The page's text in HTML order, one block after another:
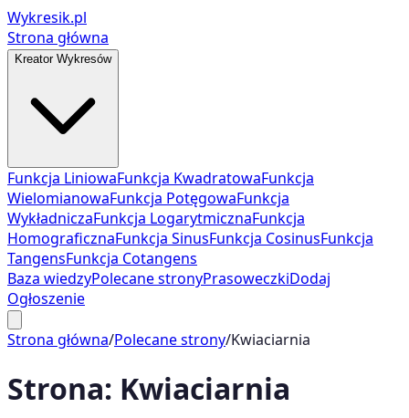
Wykresik.pl
Strona główna
Kreator Wykresów
Funkcja LiniowaFunkcja KwadratowaFunkcja
WielomianowaFunkcja PotęgowaFunkcja
WykładniczaFunkcja LogarytmicznaFunkcja
HomograficznaFunkcja SinusFunkcja CosinusFunkcja
TangensFunkcja Cotangens
Baza wiedzyPolecane stronyPrasoweczkiDodaj
Ogłoszenie
Strona główna/Polecane strony/Kwiaciarnia
Strona: Kwiaciarnia